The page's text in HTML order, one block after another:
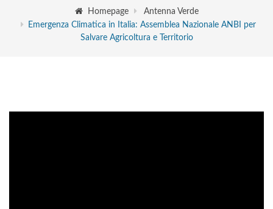
Homepage
Antenna Verde
Emergenza Climatica in Italia: Assemblea Nazionale ANBI per
Salvare Agricoltura e Territorio